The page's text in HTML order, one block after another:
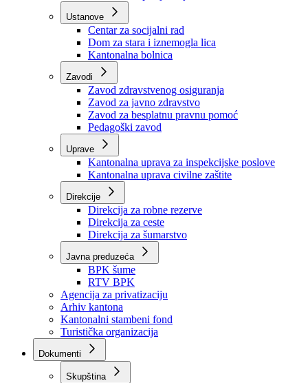
Služba za odnose s javnošću
Služba za zajedničke poslove
Služba za zapošljavanje
Ustanove
Centar za socijalni rad
Dom za stara i iznemogla lica
Kantonalna bolnica
Zavodi
Zavod zdravstvenog osiguranja
Zavod za javno zdravstvo
Zavod za besplatnu pravnu pomoć
Pedagoški zavod
Kantonalna uprava za inspekcijske poslove
Kantonalna uprava civilne zaštite
Direkcije
Direkcija za robne rezerve
Direkcija za ceste
Direkcija za šumarstvo
Javna preduzeća
BPK šume
RTV BPK
Agencija za privatizaciju
Arhiv kantona
Kantonalni stambeni fond
Turistička organizacija